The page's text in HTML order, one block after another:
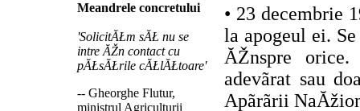
Meandrele concretului
'SolicitĂŁm sĂŁ nu se
intre ĂŽn contact cu
pĂŁsĂŁrile cĂŁlĂŁtoare'
-- Gheorghe Flutur,
ministrul Agriculturii
• 23 decembrie
la apogeul ei.
ĂŽnspre
adevãrat sau
Apãrãrii